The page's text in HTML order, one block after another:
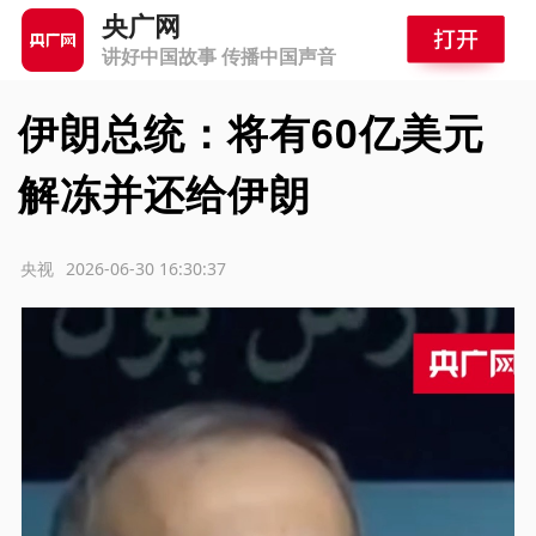
央广网
讲好中国故事 传播中国声音
伊朗总统：将有60亿美元
解冻并还给伊朗
2026-06-30 16:30:37
央视